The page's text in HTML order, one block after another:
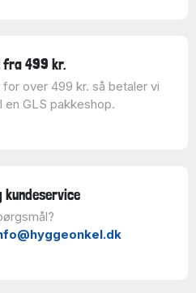
499 kr.
for over 499 kr. så betaler vi
en GLS pakkeshop.
kundeservice